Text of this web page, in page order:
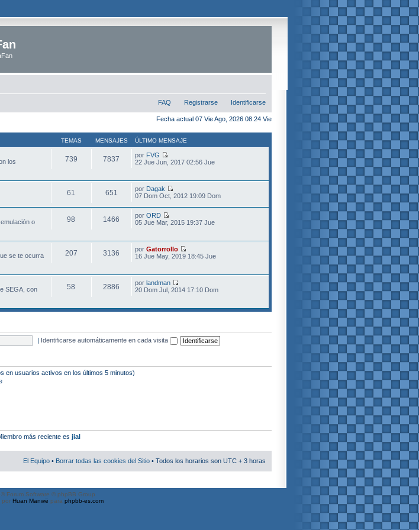
FAQ Registrarse Identificarse
Fecha actual 07 Vie Ago, 2026 08:24 Vie
TEMAS MENSAJES ÚLTIMO MENSAJE
los
739 7837 por FVG
22 Jue Jun, 2017 02:56 Jue
61 651 por Dagak
07 Dom Oct, 2012 19:09 Dom
o
98 1466 por ORD
05 Jue Mar, 2015 19:37 Jue
se te ocurra
207 3136 por Gatorrollo
16 Jue May, 2019 18:45 Jue
SEGA, con
58 2886 por landman
20 Dom Jul, 2014 17:10 Dom
| Identificarse automáticamente en cada visita
en usuarios activos en los últimos 5 minutos)
más reciente es jial
El Equipo • Borrar todas las cookies del Sitio • Todos los horarios son UTC + 3 horas
® Forum Software © phpBB Group
por Huan Manwë para phpbb-es.com